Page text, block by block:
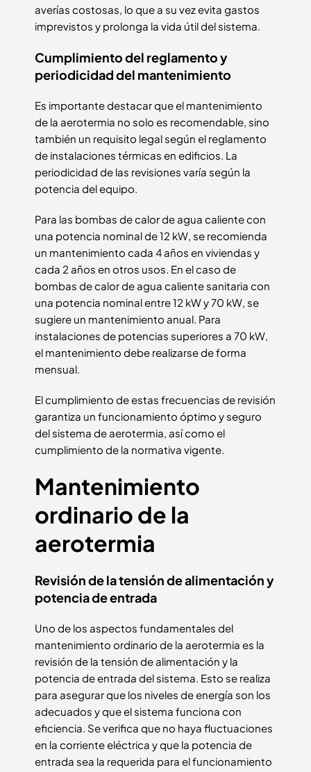
averías costosas, lo que a su vez evita gastos
imprevistos y prolonga la vida útil del sistema.
Cumplimiento del reglamento y
periodicidad del mantenimiento
Es importante destacar que el mantenimiento
de la aerotermia no solo es recomendable, sino
también un requisito legal según el reglamento
de instalaciones térmicas en edificios. La
periodicidad de las revisiones varía según la
potencia del equipo.
Para las bombas de calor de agua caliente con
una potencia nominal de 12 kW, se recomienda
un mantenimiento cada 4 años en viviendas y
cada 2 años en otros usos. En el caso de
bombas de calor de agua caliente sanitaria con
una potencia nominal entre 12 kW y 70 kW, se
sugiere un mantenimiento anual. Para
instalaciones de potencias superiores a 70 kW,
el mantenimiento debe realizarse de forma
mensual.
El cumplimiento de estas frecuencias de revisión
garantiza un funcionamiento óptimo y seguro
del sistema de aerotermia, así como el
cumplimiento de la normativa vigente.
Mantenimiento
ordinario de la
aerotermia
Revisión de la tensión de alimentación y
potencia de entrada
Uno de los aspectos fundamentales del
mantenimiento ordinario de la aerotermia es la
revisión de la tensión de alimentación y la
potencia de entrada del sistema. Esto se realiza
para asegurar que los niveles de energía son los
adecuados y que el sistema funciona con
eficiencia. Se verifica que no haya fluctuaciones
en la corriente eléctrica y que la potencia de
entrada sea la requerida para el funcionamiento